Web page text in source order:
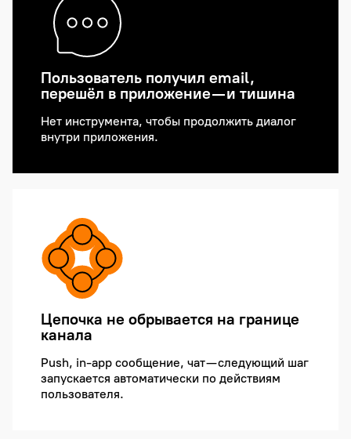
Пользователь получил email,
перешёл в приложение — и тишина
Нет инструмента, чтобы продолжить диалог
внутри приложения.
Цепочка не обрывается на границе
канала
Push, in-app сообщение, чат — следующий шаг
запускается автоматически по действиям
пользователя.